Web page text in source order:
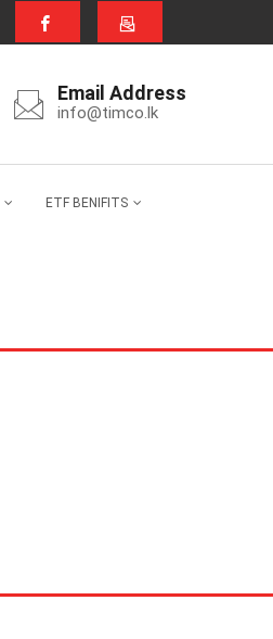
Email Address
info@timco.lk
ETF BENIFITS